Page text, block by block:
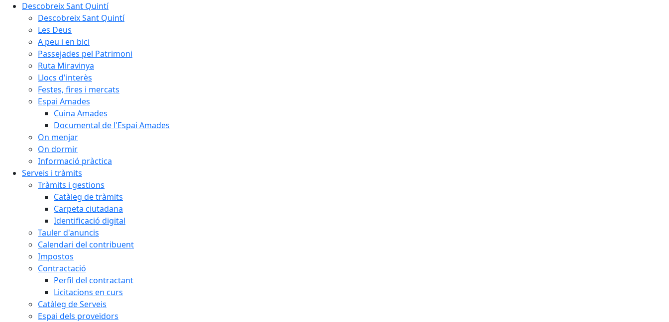
Descobreix Sant Quintí
Descobreix Sant Quintí
Les Deus
A peu i en bici
Passejades pel Patrimoni
Ruta Miravinya
Llocs d'interès
Festes, fires i mercats
Espai Amades
Cuina Amades
Documental de l'Espai Amades
On menjar
On dormir
Informació pràctica
Serveis i tràmits
Tràmits i gestions
Catàleg de tràmits
Carpeta ciutadana
Identificació digital
Tauler d'anuncis
Calendari del contribuent
Impostos
Contractació
Perfil del contractant
Licitacions en curs
Catàleg de Serveis
Espai dels proveïdors